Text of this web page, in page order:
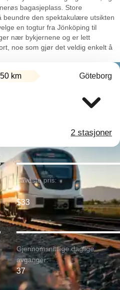
bagasjeplass. Store
beundre den spektakulære utsikten
en togtur fra Jönköping til
nær bykjernene og er lett
noe som gjør det veldig enkelt å
km Göteborg
2 stasjoner
Laveste pris:
$33
Gjennomsnittlige daglige
avganger:
37